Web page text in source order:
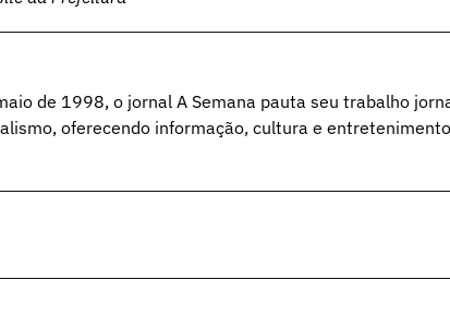
de 1998, o jornal A Semana pauta seu trabalho
oferecendo informação, cultura e